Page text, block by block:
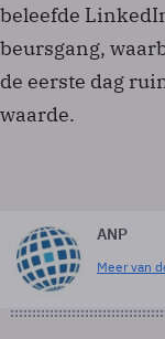
beleefde
beursgang,
de eerste dag
waarde.
ANP
Meer van